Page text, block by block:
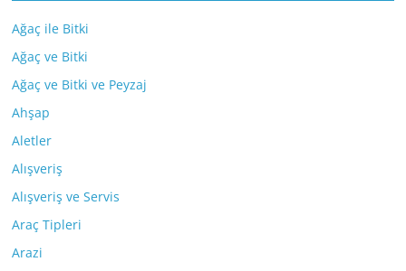
Ağaç ile Bitki
Ağaç ve Bitki
Ağaç ve Bitki ve Peyzaj
Ahşap
Aletler
Alışveriş
Alışveriş ve Servis
Araç Tipleri
Arazi